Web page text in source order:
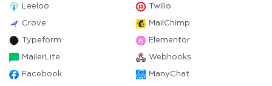
Leeloo Twilio
Crove MailChimp
Typeform Elementor
MailerLite Webhooks
Facebook ManyChat